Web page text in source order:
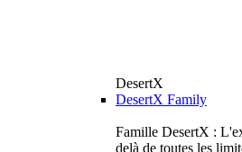
DesertX
DesertX Family
Famille DesertX :
delà de toutes les